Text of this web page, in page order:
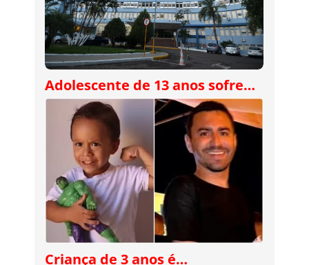
Adolescente de 13 anos sofre…
Criança de 3 anos é…